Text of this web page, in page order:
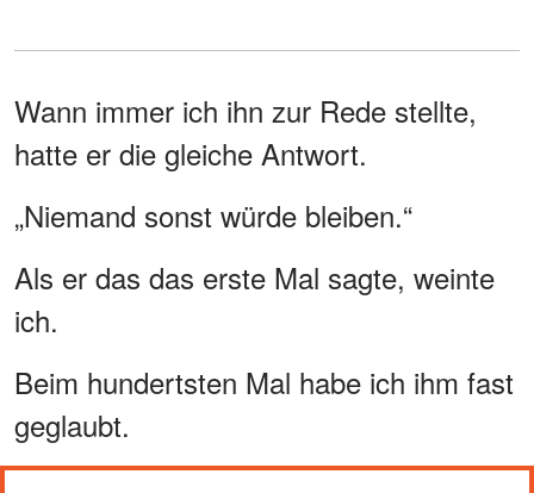
Wann immer ich ihn zur Rede stellte,
hatte er die gleiche Antwort.
„Niemand sonst würde bleiben.“
Als er das das erste Mal sagte, weinte
ich.
Beim hundertsten Mal habe ich ihm fast
geglaubt.